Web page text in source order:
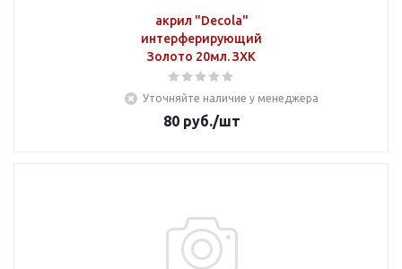
акрил "Decola"
интерферирующий
Золото 20мл. ЗХК
Уточняйте наличие у менеджера
80руб./шт